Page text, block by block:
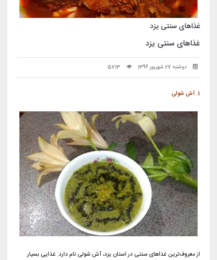
غذاهای سنتی یزد
غذاهای سنتی یزد
دوشنبه 27 شهریور 1396 5713
1. آش شولی
از معروف‌ترین غذاهای سنتی در استان یزد، آش شولی نام دارد. غذایی بسیار